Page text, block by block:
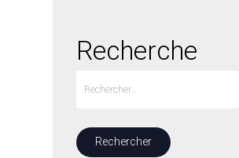
Recherche